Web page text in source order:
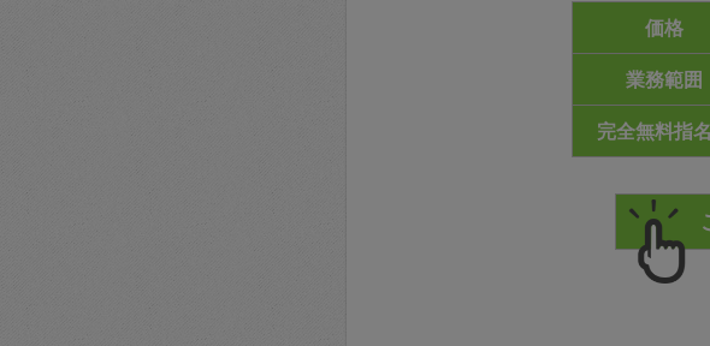
価格
業務範囲
完全無料指